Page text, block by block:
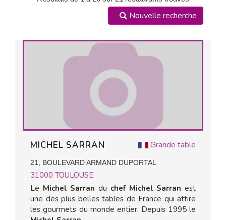
Nouvelle recherche
Grande table
MICHEL SARRAN
21, BOULEVARD ARMAND DUPORTAL
31000 TOULOUSE
Le Michel Sarrandu chef Michel Sarranest
une des plus belles tables de France qui attire
les gourmets du monde entier. Depuis 1995 le